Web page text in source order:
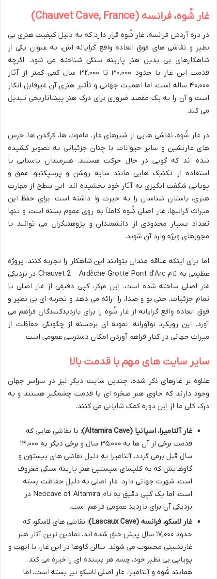
غار شُوه، فرانسه (Chauvet Cave, France)
در دره آردش فرانسه، غار شُوه قرار دارد که به دلیل کیفیت هنری بی
نظیر و نقاشی های فوق العاده واقع گرایانه اش، به عنوان یکی از
شاهکارهای بی بدیل هنر پارینه سنگی شناخته می شود. اگرچه
قدمت این غار با حدود ۳۰,۰۰۰ تا ۳۲,۰۰۰ سال کمی کمتر از آثار
۴۰,۰۰۰ ساله است، اما اهمیت جهانی و تأثیر هنری آن غیرقابل انکار
است و آن را به یک مقصد ضروری برای درک هنر پیشاتاریخی تبدیل
می کند.
در غار شُوه، نقاشی هایی از شیرهای غار، ماموت ها، کرگدن ها، خرس
های غارنشین و سایر حیوانات با چنان جزئیاتی به تصویر کشیده
شده اند که گویی در حال حرکت هستند. هنرمندان باستانی با
استفاده از تکنیک هایی مانند سایه روشن و پرسپکتیو، عمق و
پویایی شگفت انگیزی به آثار خود بخشیده اند. این سطح از مهارت
هنری، باستان شناسان را به حیرت وا داشته است. برای حفظ این
میراث گرانبها، غار اصلی شُوه کاملاً به روی عموم بسته است و تنها
تعداد بسیار محدودی از دانشمندان و پژوهشگران می توانند با
مجوزهای ویژه وارد آن شوند.
اما برای اینکه علاقه مندان بتوانند این شاهکار را تجربه کنند، پروژه
عظیمی به نام Chauvet 2 – Ardèche Grotte Pont d’Arc در نزدیکی
غار اصلی ساخته شده است. این مرکز، کپی دقیقی از غار اصلی با
تمام جزئیات، حتی بو و صدا، را ارائه می دهد و تجربه ای بی نظیر و
فوق العاده واقع گرایانه از غار شُوه را برای بازدیدکنندگان فراهم می
آورد. این رویکرد نوآورانه، نمونه ای برجسته از چگونگی حفاظت از
میراث جهانی در کنار فراهم آوردن امکان دسترسی عمومی است.
سایر سایت های مهم با قدمت بالا
علاوه بر غارهای ذکر شده، چندین سایت دیگر نیز در سراسر جهان
وجود دارند که حاوی هنر صخره ای با قدمت چشمگیر هستند و به
درک کلی ما از این دوره کمک شایانی می کنند.
غار آلتامیرا، اسپانیا (Altamira Cave):
با نقاشی هایی که
قدمت برخی از آن ها به ۳۵,۰۰۰ سال و برخی دیگر به ۱۴,۰۰۰
سال قبل برمی گردد، آلتامیرا به دلیل نقاشی های بیستون و
گاوهایش که به کلیسای سیستین هنر پارینه سنگی معروف
است، شهرت جهانی دارد. غار اصلی به دلیل حفاظت بسته
است، اما یک کپی دقیق به نام Neocave of Altamira در
نزدیکی آن برای بازدید عمومی فراهم است.
غار لاسکو، فرانسه (Lascaux Cave):
نقاشی های لاسکو، که
حدود ۱۷,۰۰۰ سال پیش خلق شده اند، نمادین ترین آثار هنر
غارنشینی محسوب می شوند. سالن گاوها در این غار، با ابهت و
پویایی بی نظیر خود، چشم هر بیننده ای را خیره می کند.
همانند شُوه و آلتامیرا، غار اصلی لاسکو نیز بسته است، اما